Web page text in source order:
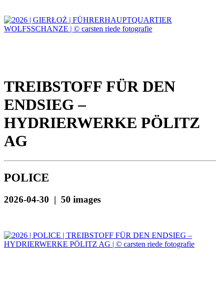
TREIBSTOFF FÜR DEN
ENDSIEG –
HYDRIERWERKE PÖLITZ
AG
POLICE
2026-04-30 | 50 images